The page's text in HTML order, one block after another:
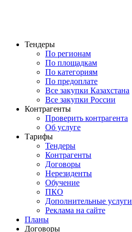
Тендеры
По регионам
По площадкам
По категориям
По предоплате
Все закупки Казахстана
Все закупки России
Контрагенты
Проверить контрагента
Об услуге
Тарифы
Тендеры
Контрагенты
Договоры
Нерезиденты
Обучение
ПКО
Дополнительные услуги
Реклама на сайте
Планы
Договоры